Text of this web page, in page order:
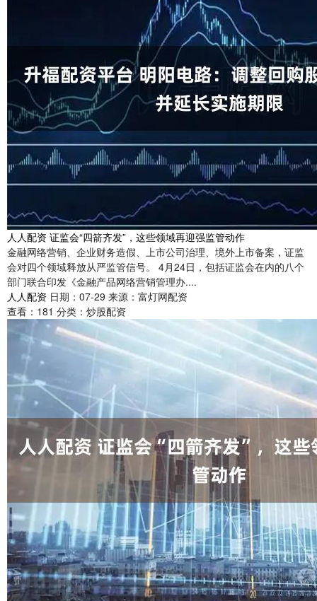
人人配资 证监会“四箭齐发”，这些领域再迎强监管动作
金融网络营销、企业财务造假、上市公司治理、境外上市备案，证监
会对四个领域释放从严监管信号。 4月24日，包括证监会在内的八个
部门联合印发《金融产品网络营销管理办....
人人配资 日期：07-29 来源：富灯网配资
查看： 181 分类： 炒股配资